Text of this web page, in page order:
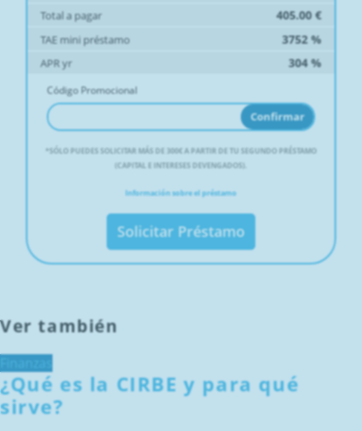
Total a pagar 405.00 €
TAE mini préstamo 3752 %
APR yr 304 %
Código Promocional
Confirmar
* SÓLO PUEDES SOLICITAR MÁS DE 300€ A PARTIR DE TU SEGUNDO PRÉSTAMO
(CAPITAL E INTERESES DEVENGADOS).
Información sobre el préstamo
Solicitar Préstamo
Ver también
¿Qué es la CIRBE y para qué
sirve?